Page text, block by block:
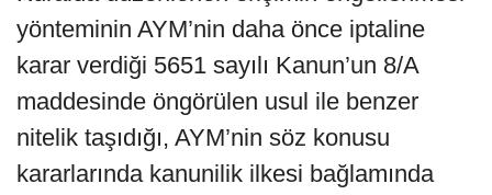
yönteminin AYM’nin daha önce iptaline
karar verdiği 5651 sayılı Kanun’un 8/A
maddesinde öngörülen usul ile benzer
nitelik taşıdığı, AYM’nin söz konusu
kararlarında kanunilik ilkesi bağlamında